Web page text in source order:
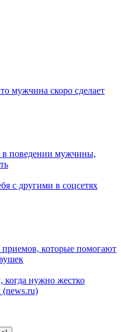
мужчина скоро сделает
поведении мужчины,
с другими в соцсетях
которые помогают
когда нужно жестко
(news.ru)